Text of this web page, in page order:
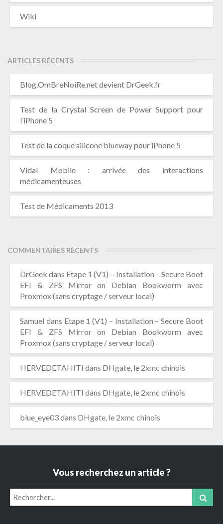
Wiki
ARTICLES RÉCENTS
Blog.OmBreNoiRe.net devient DrGeek.fr
Test de la Crystal Screen de Power Support pour
l’iPhone 5
Test de la coque silicone blueway pour iPhone 5
Vidal Mobile : arrivée des interactions
médicamenteuses
Test de Médicaments 2013
COMMENTAIRES RÉCENTS
DrGeek dans Etape 1 (V1) – Installation – Secure Boot
EFI & ZFS Mirror on Debian Bookworm avec
Proxmox (sans cryptage / serveur local)
Samuel dans Etape 1 (V1) – Installation – Secure Boot
EFI & ZFS Mirror on Debian Bookworm avec
Proxmox (sans cryptage / serveur local)
HERVEDETAHITI dans DHgate, le 2xmc chinois
HERVEDETAHITI dans DHgate, le 2xmc chinois
blue_eye03dans DHgate, le 2xmc chinois
Vous recherchez un article ?
Search
for: